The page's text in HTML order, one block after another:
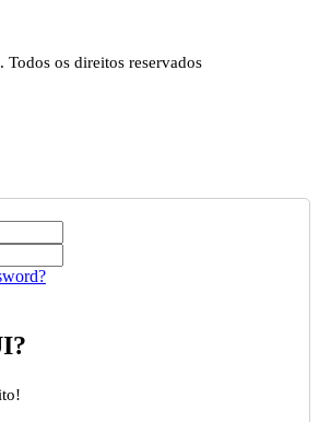
os direitos reservados